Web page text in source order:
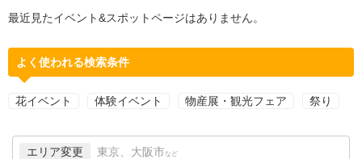
最近見たイベント&スポットページはありません。
よく使われる検索条件
花イベント 体験イベント 物産展・観光フェア 祭り
エリア変更 東京、大阪市 など